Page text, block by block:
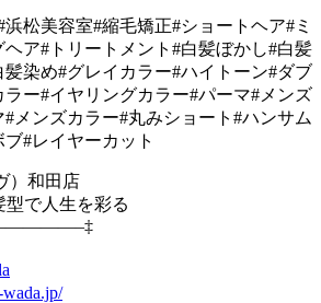
松美容室#縮毛矯正#ショートヘア#ミ
ア#トリートメント#白髪ぼかし#白髪
染め#グレイカラー#ハイトーン#ダブ
ー#イヤリングカラー#パーマ#メンズ
メンズカラー#丸みショート#ハンサム
#レイヤーカット
）和田店
型で人生を彩る
wada.jp/